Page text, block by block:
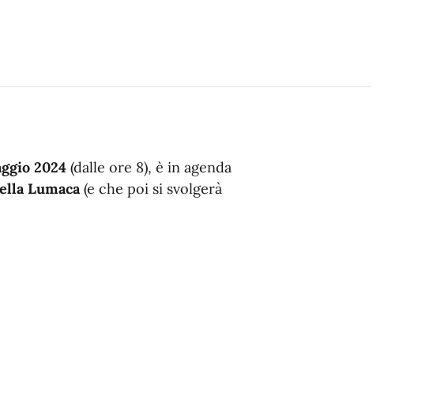
2024 (dalle ore 8), è in agenda
Lumaca(e che poi si svolgerà